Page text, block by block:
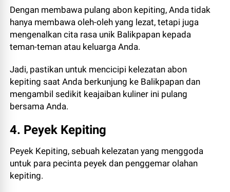
Dengan membawa pulang abon kepiting, Anda tidak
hanya membawa oleh-oleh yang lezat, tetapi juga
mengenalkan cita rasa unik Balikpapan kepada
teman-teman atau keluarga Anda.
Jadi, pastikan untuk mencicipi kelezatan abon
kepiting saat Anda berkunjung ke Balikpapan dan
mengambil sedikit keajaiban kuliner ini pulang
bersama Anda.
4. Peyek Kepiting
Peyek Kepiting, sebuah kelezatan yang menggoda
untuk para pecinta peyek dan penggemar olahan
kepiting.